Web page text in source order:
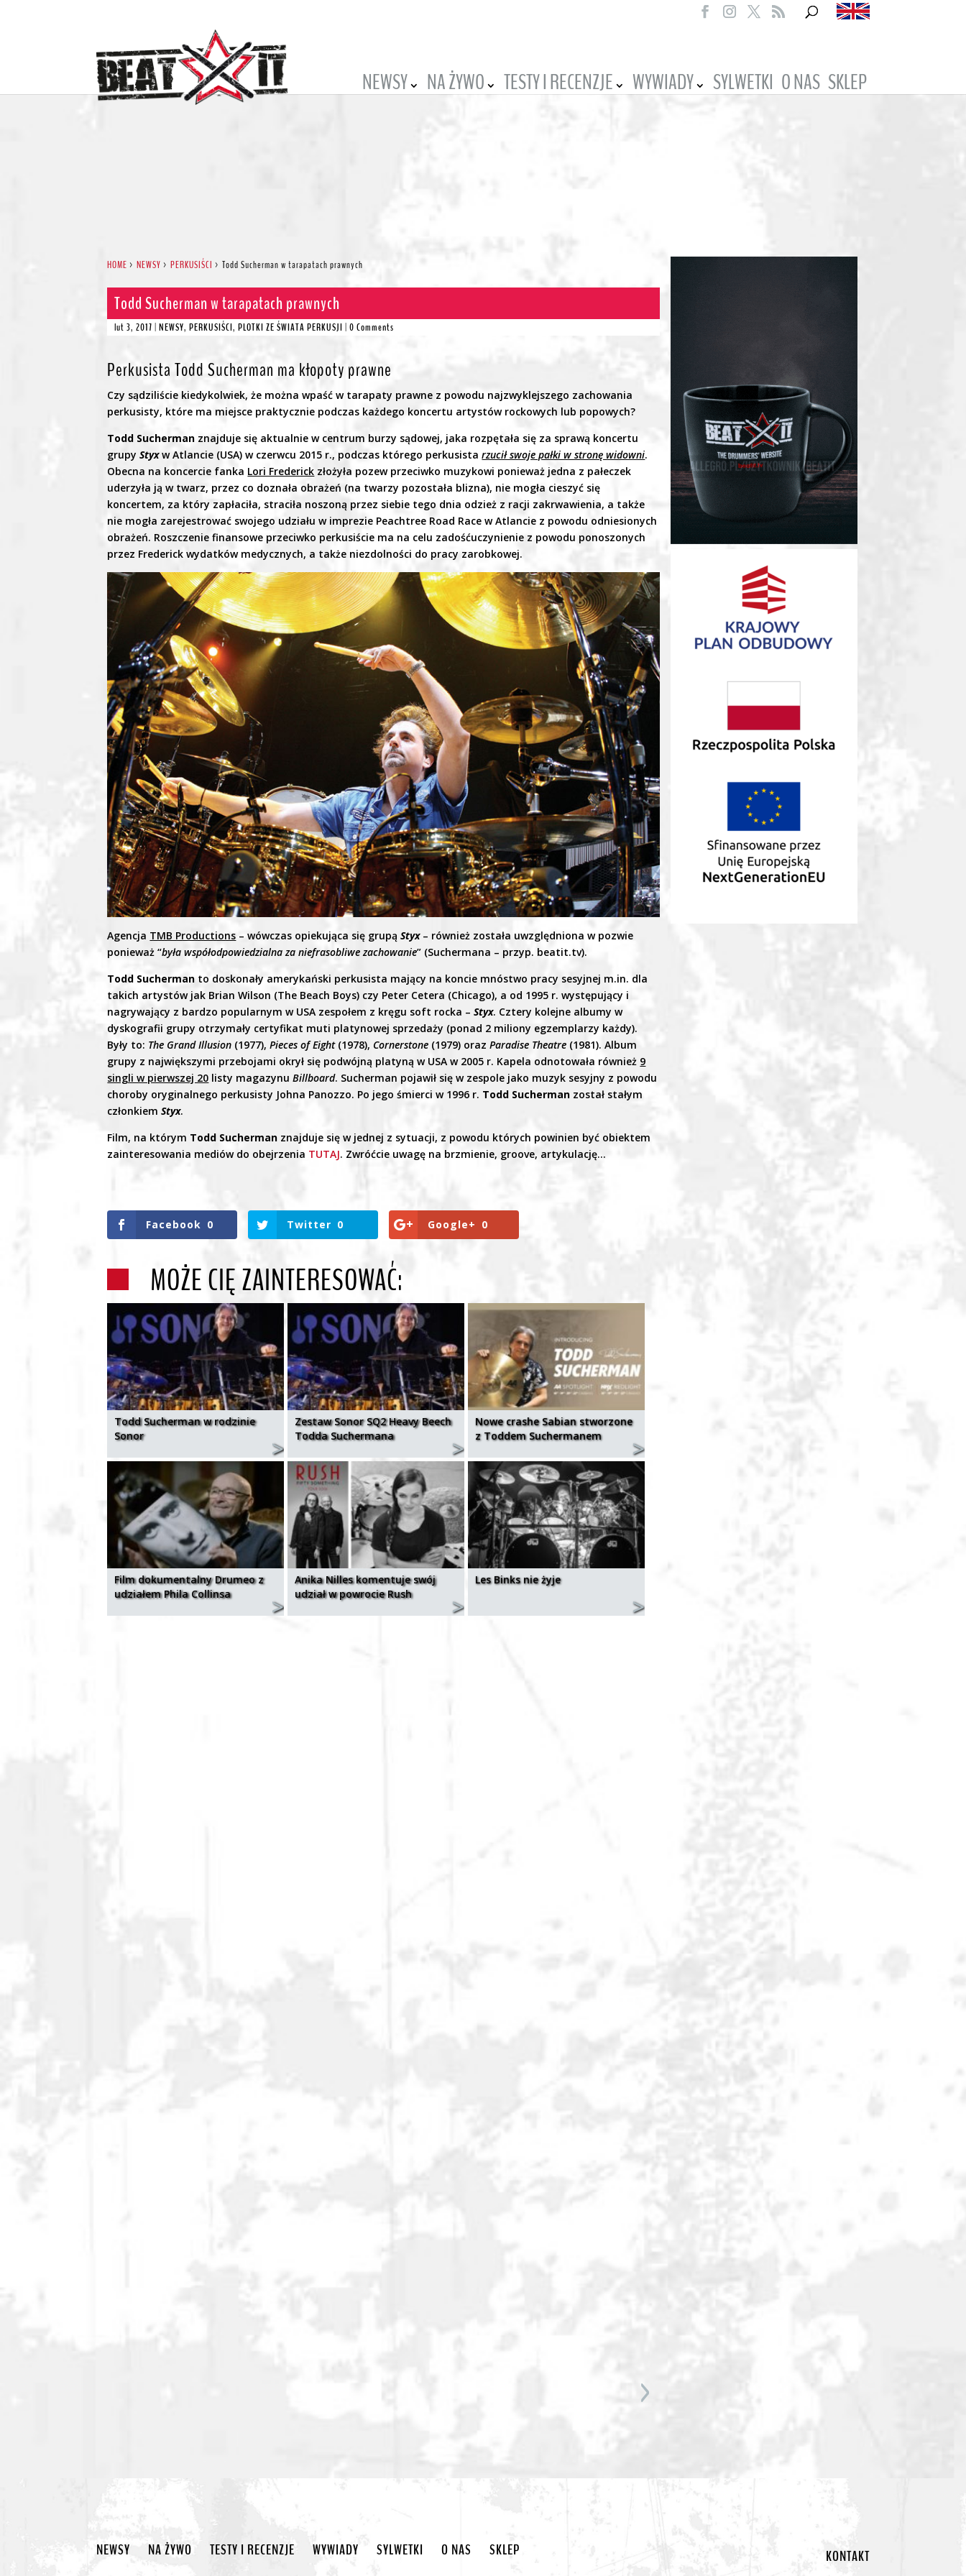
NEWSY NA ŻYWO TESTY I RECENZJE WYWIADY SYLWETKI O NAS SKLEP
HOME >NEWSY >PERKUSIŚCI >Todd Sucherman w tarapatach prawnych
Todd Sucherman w tarapatach prawnych
lut 3, 2017 |NEWSY,PERKUSIŚCI,PLOTKI ZE ŚWIATA PERKUSJI |0 Comments
Perkusista Todd Sucherman ma kłopoty prawne
Czy sądziliście kiedykolwiek, że można wpaść w tarapaty prawne z powodu najzwyklejszego zachowania
perkusisty, które ma miejsce praktycznie podczas każdego koncertu artystów rockowych lub popowych?
Todd Sucherman znajduje się aktualnie w centrum burzy sądowej, jaka rozpętała się za sprawą koncertu
grupyStyxw Atlancie (USA) w czerwcu 2015 r., podczas którego perkusistarzucił swoje pałki w stronę widowni.
Obecna na koncercie fanka Lori Frederick złożyła pozew przeciwko muzykowi ponieważ jedna z pałeczek
uderzyła ją w twarz, przez co doznała obrażeń (na twarzy pozostała blizna), nie mogła cieszyć się
koncertem, za który zapłaciła, straciła noszoną przez siebie tego dnia odzież z racji zakrwawienia, a także
nie mogła zarejestrować swojego udziału w imprezie Peachtree Road Race w Atlancie z powodu odniesionych
obrażeń. Roszczenie finansowe przeciwko perkusiście ma na celu zadośćuczynienie z powodu ponoszonych
przez Frederick wydatków medycznych, a także niezdolności do pracy zarobkowej.
Agencja TMB Productions – wówczas opiekująca się grupąStyx– również została uwzględniona w pozwie
ponieważ “była współodpowiedzialna za niefrasobliwe zachowanie” (Suchermana – przyp. beatit.tv).
Todd Sucherman to doskonały amerykański perkusista mający na koncie mnóstwo pracy sesyjnej m.in. dla
takich artystów jak Brian Wilson (The Beach Boys) czy Peter Cetera (Chicago), a od 1995 r. występujący i
nagrywający z bardzo popularnym w USA zespołem z kręgu soft rocka –Styx. Cztery kolejne albumy w
dyskografii grupy otrzymały certyfikat muti platynowej sprzedaży (ponad 2 miliony egzemplarzy każdy).
Były to: The Grand Illusion (1977),Pieces of Eight(1978), Cornerstone (1979) orazParadise Theatre (1981). Album
grupy z największymi przebojami okrył się podwójną platyną w USA w 2005 r. Kapela odnotowała również 9
singli w pierwszej 20 listy magazynuBillboard. Sucherman pojawił się w zespole jako muzyk sesyjny z powodu
choroby oryginalnego perkusisty Johna Panozzo. Po jego śmierci w 1996 r. Todd Sucherman został stałym
członkiemStyx.
Film, na którym Todd Sucherman znajduje się w jednej z sytuacji, z powodu których powinien być obiektem
zainteresowania mediów do obejrzenia TUTAJ. Zwróćcie uwagę na brzmienie, groove, artykulację…
Facebook 0 Twitter 0 Google+ 0
MOŻE CIĘ ZAINTERESOWAĆ:
Todd Sucherman w rodzinie
Sonor
Zestaw Sonor SQ2 Heavy Beech
Todda Suchermana
Nowe crashe Sabian stworzone
z Toddem Suchermanem
Film dokumentalny Drumeo z
udziałem Phila Collinsa
Anika Nilles komentuje swój
udział w powrocie Rush
Les Binks nie żyje
NEWSY NA ŻYWO TESTY I RECENZJE WYWIADY SYLWETKI O NAS SKLEP KONTAKT